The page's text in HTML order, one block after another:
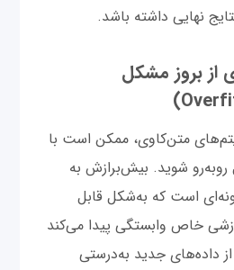
نهایی داشته باشد.
از بروز مشکل
متن‌کاوی، ممکن است با
شوید. بیش‌برازش به
است که به‌شکل قابل
خاص وابستگی پیدا می‌کند
داده‌های جدید به‌درستی